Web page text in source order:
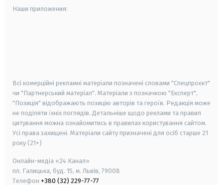
Наши приложения:
Всі комерційні рекламні матеріали позначені словами "Спецпроєкт"
чи "Партнерський матеріал". Матеріали з позначкою "Експерт",
"Позиція" відображають позицію авторів та героїв. Редакція може
не поділяти їхніх поглядів. Детальніше щодо реклами та правил
цитування можна ознайомитись в правилах користування сайтом.
Усі права захищені. Матеріали сайту призначені для осіб старше 21
року (21+)
Онлайн-медіа «24 Канал»
пл. Галицька, буд. 15, м. Львів, 79008
Телефон +380 (32) 229-77-77